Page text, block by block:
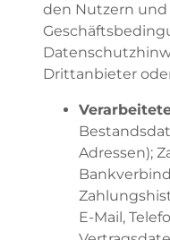
den Nutzern
Drittanbieter
Adressen);
E-Mail,